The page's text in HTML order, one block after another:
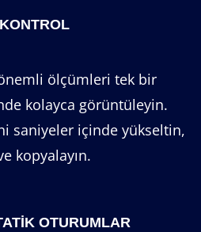
ölçümleri tek bir
kolayca görüntüleyin.
saniyeler içinde yükseltin,
kopyalayın.
OTURUMLAR